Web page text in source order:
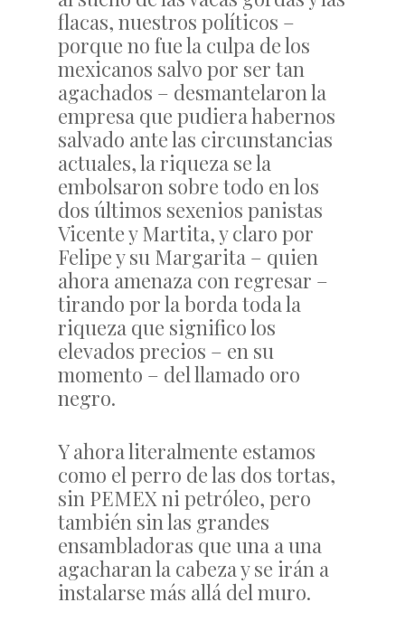
flacas, nuestros políticos –
porque no fue la culpa de los
mexicanos salvo por ser tan
agachados – desmantelaron la
empresa que pudiera habernos
salvado ante las circunstancias
actuales, la riqueza se la
embolsaron sobre todo en los
dos últimos sexenios panistas
Vicente y Martita, y claro por
Felipe y su Margarita – quien
ahora amenaza con regresar –
tirando por la borda toda la
riqueza que significo los
elevados precios – en su
momento – del llamado oro
negro.
Y ahora literalmente estamos
como el perro de las dos tortas,
sin PEMEX ni petróleo, pero
también sin las grandes
ensambladoras que una a una
agacharan la cabeza y se irán a
instalarse más allá del muro.